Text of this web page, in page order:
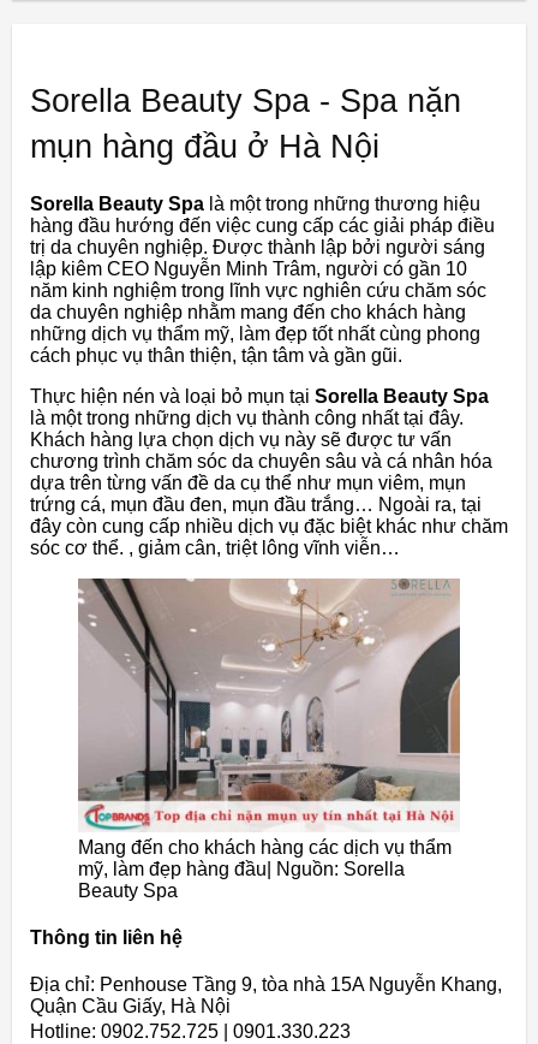
Sorella Beauty Spa - Spa nặn
mụn hàng đầu ở Hà Nội
Sorella Beauty Spa là một trong những thương hiệu
hàng đầu hướng đến việc cung cấp các giải pháp điều
trị da chuyên nghiệp. Được thành lập bởi người sáng
lập kiêm CEO Nguyễn Minh Trâm, người có gần 10
năm kinh nghiệm trong lĩnh vực nghiên cứu chăm sóc
da chuyên nghiệp nhằm mang đến cho khách hàng
những dịch vụ thẩm mỹ, làm đẹp tốt nhất cùng phong
cách phục vụ thân thiện, tận tâm và gần gũi.
Thực hiện nén và loại bỏ mụn tại Sorella Beauty Spa
là một trong những dịch vụ thành công nhất tại đây.
Khách hàng lựa chọn dịch vụ này sẽ được tư vấn
chương trình chăm sóc da chuyên sâu và cá nhân hóa
dựa trên từng vấn đề da cụ thể như mụn viêm, mụn
trứng cá, mụn đầu đen, mụn đầu trắng… Ngoài ra, tại
đây còn cung cấp nhiều dịch vụ đặc biệt khác như chăm
sóc cơ thể. , giảm cân, triệt lông vĩnh viễn…
Mang đến cho khách hàng các dịch vụ thẩm
mỹ, làm đẹp hàng đầu| Nguồn: Sorella
Beauty Spa
Thông tin liên hệ
Địa chỉ: Penhouse Tầng 9, tòa nhà 15A Nguyễn Khang,
Quận Cầu Giấy, Hà Nội
Hotline: 0902.752.725 | 0901.330.223